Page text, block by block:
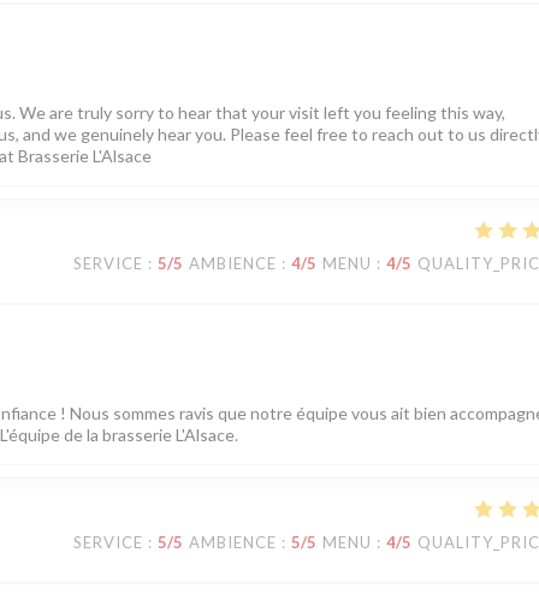
We are truly sorry to hear that your visit left you feeling this way,
and we genuinely hear you. Please feel free to reach out to us
Brasserie L'Alsace
SERVICE : 5/5 AMBIENCE : 4/5 MENU : 4/5
! Nous sommes ravis que notre équipe vous ait bien
de la brasserie L'Alsace.
SERVICE : 5/5 AMBIENCE : 5/5 MENU : 4/5